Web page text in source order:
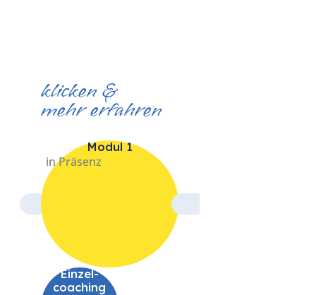
klicken &
mehr erfahren
Modul 1
in Präsenz
Einzel­
coaching